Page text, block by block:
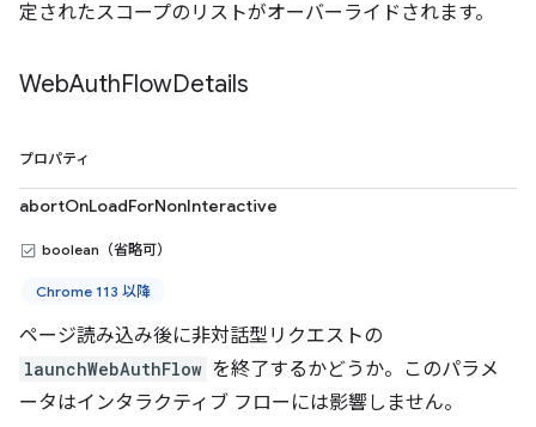
定されたスコープのリストがオーバーライドされます。
WebAuthFlowDetails
プロパティ
abortOnLoadForNonInteractive
boolean（省略可）
Chrome 113 以降
ページ読み込み後に非対話型リクエストの
launchWebAuthFlow を終了するかどうか。このパラメ
ータはインタラクティブ フローには影響しません。